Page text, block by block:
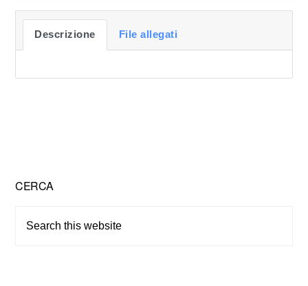
Descrizione File allegati
Primary
Sidebar
CERCA